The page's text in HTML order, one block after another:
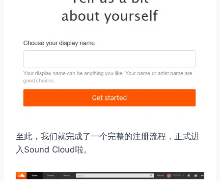
至此，我们就完成了一个完整的注册流程，正式进
入Sound Cloud啦。